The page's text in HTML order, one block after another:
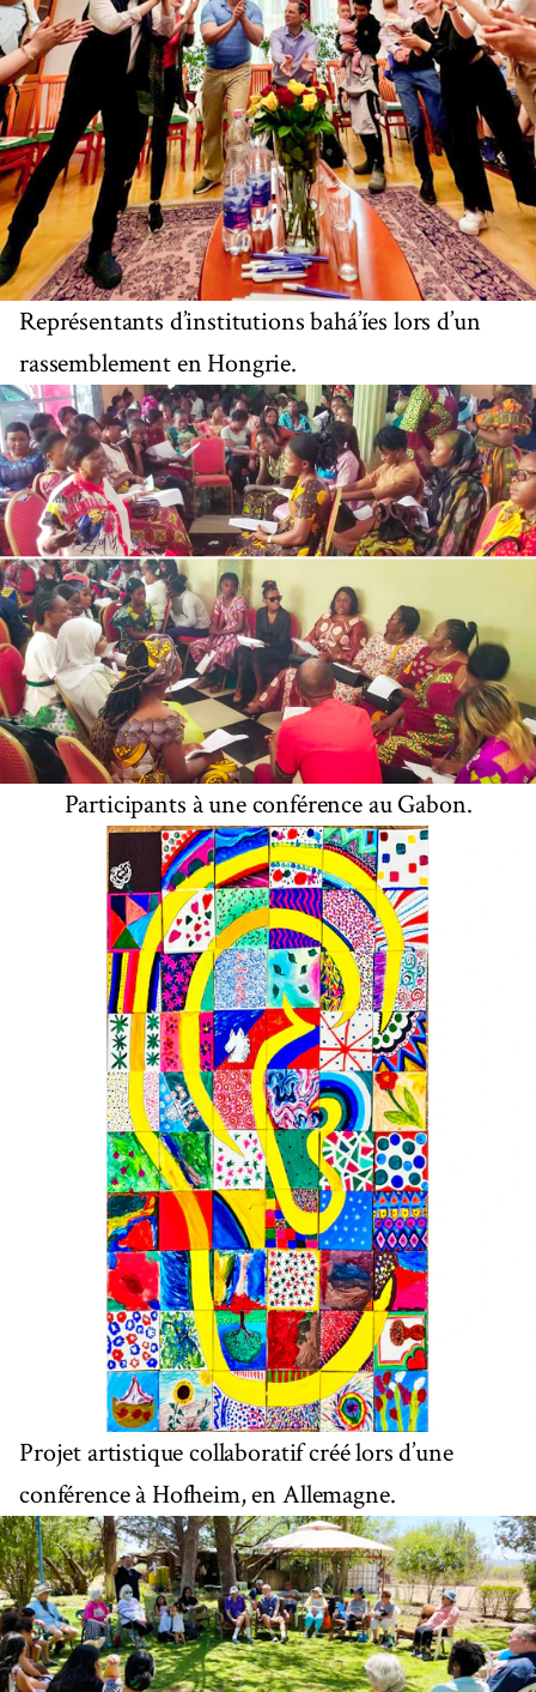
Représentants d’institutions bahá’íes lors d’un
rassemblement en Hongrie.
Participants à une conférence au Gabon.
Projet artistique collaboratif créé lors d’une
conférence à Hofheim, en Allemagne.